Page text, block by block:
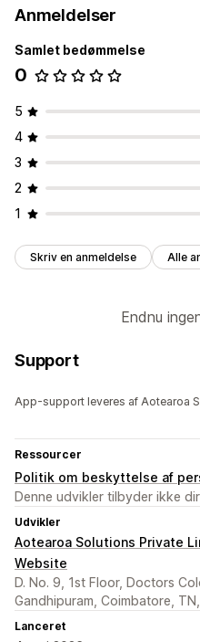
Anmeldelser
Samlet bedømmelse
0
5
4
3
2
1
Skriv en anmeldelse Alle
Endnu
Support
App-support leveres af Aotearoa
Ressourcer
Politik om beskyttelse af
Denne udvikler tilbyder ikke
Udvikler
Aotearoa Solutions Private
Website
D. No. 9, 1st Floor, Doctors
Gandhipuram, Coimbatore,
Lanceret